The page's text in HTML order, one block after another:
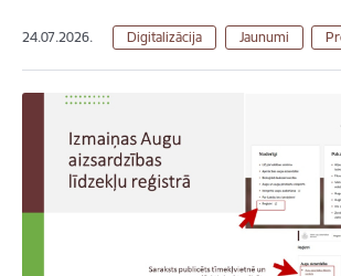
24.07.2026. Digitalizācija Jaunumi